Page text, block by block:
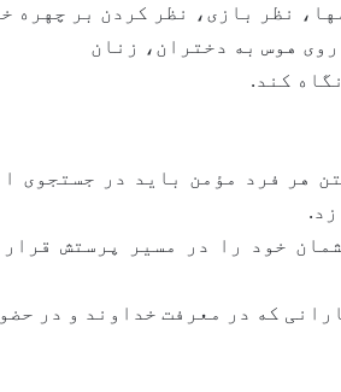
نظر بازی، نظر کردن بر چهره
روی هوس به دختران، زنان
کند.
هر فرد مؤمن باید در جستجوی
خود را در مسیر پرستش
که در معرفت خداوند و در